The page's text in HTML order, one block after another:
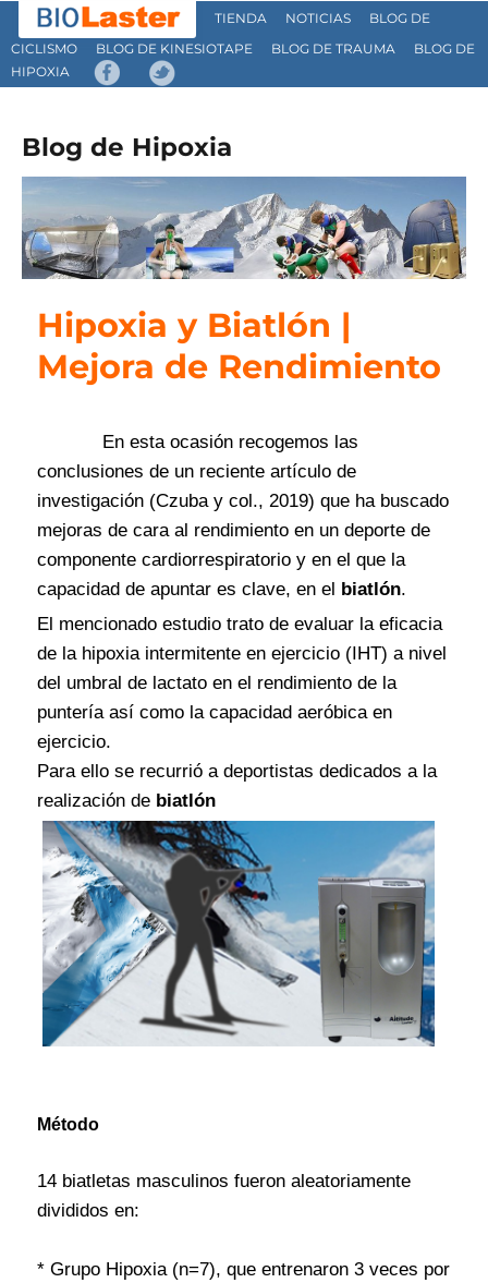
TIENDA NOTICIAS
BLOG DE
CICLISMO
BLOG DE KINESIOTAPE BLOG DE TRAUMA
BLOG DE
HIPOXIA
Blog de Hipoxia
Hipoxia y Biatlón |
Mejora de Rendimiento
En esta ocasión recogemos las
conclusiones de un reciente artículo de
investigación (Czuba y col., 2019) que ha buscado
mejoras de cara al rendimiento en un deporte de
componente cardiorrespiratorio y en el que la
capacidad de apuntar es clave, en el biatlón.
El mencionado estudio trato de evaluar la eficacia
de la hipoxia intermitente en ejercicio (IHT) a nivel
del umbral de lactato en el rendimiento de la
puntería así como la capacidad aeróbica en
ejercicio.
Para ello se recurrió a deportistas dedicados a la
realización de biatlón
Método
14 biatletas masculinos fueron aleatoriamente
divididos en:
* Grupo Hipoxia (n=7), que entrenaron 3 veces por